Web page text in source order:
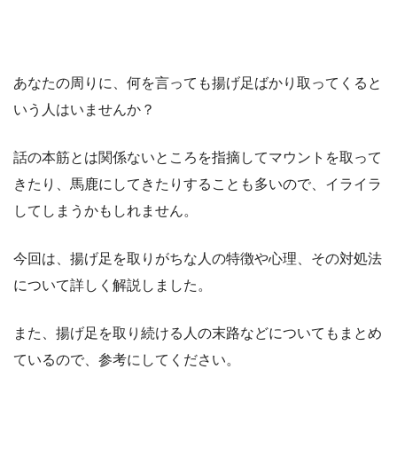
あなたの周りに、何を言っても揚げ足ばかり取ってくると
いう人はいませんか？
話の本筋とは関係ないところを指摘してマウントを取って
きたり、馬鹿にしてきたりすることも多いので、イライラ
してしまうかもしれません。
今回は、揚げ足を取りがちな人の特徴や心理、その対処法
について詳しく解説しました。
また、揚げ足を取り続ける人の末路などについてもまとめ
ているので、参考にしてください。